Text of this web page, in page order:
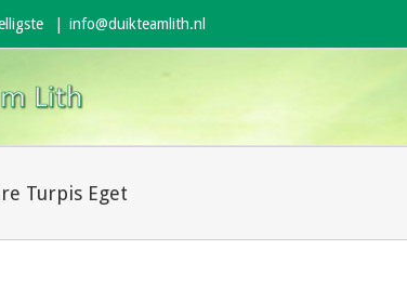
info@duikteamlith.nl
Turpis Eget